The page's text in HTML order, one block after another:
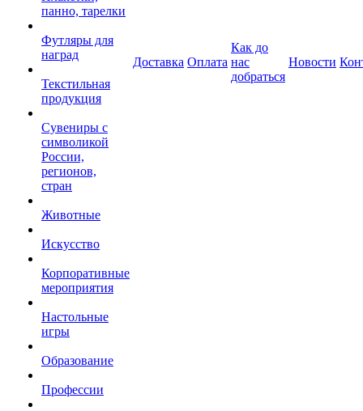
панно, тарелки
Футляры для
наград
Текстильная
продукция
Сувениры с
символикой
России,
регионов,
стран
Животные
Искусство
Корпоративные
мероприятия
Настольные
игры
Образование
Профессии
Доставка Оплата
Как до
нас
добраться
Новости